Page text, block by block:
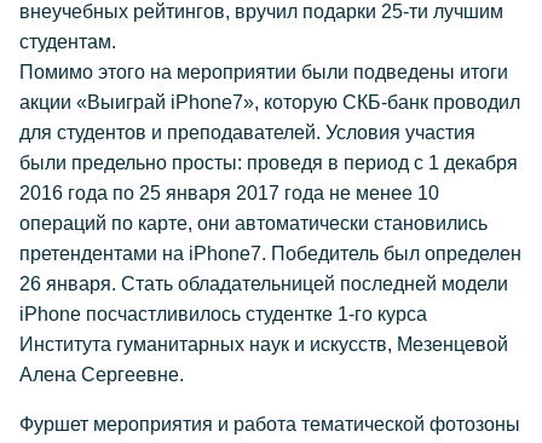
внеучебных рейтингов, вручил подарки 25-ти лучшим
студентам.
Помимо этого на мероприятии были подведены итоги
акции «Выиграй iPhone7», которую СКБ-банк проводил
для студентов и преподавателей. Условия участия
были предельно просты: проведя в период с 1 декабря
2016 года по 25 января 2017 года не менее 10
операций по карте, они автоматически становились
претендентами на iPhone7. Победитель был определен
26 января. Стать обладательницей последней модели
iPhone посчастливилось студентке 1-го курса
Института гуманитарных наук и искусств, Мезенцевой
Алена Сергеевне.
Фуршет мероприятия и работа тематической фотозоны